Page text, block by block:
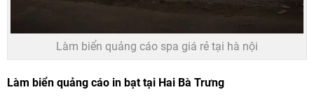
Làm biển quảng cáo spa giá rẻ tại hà nội
Làm biển quảng cáo in bạt tại Hai Bà Trưng